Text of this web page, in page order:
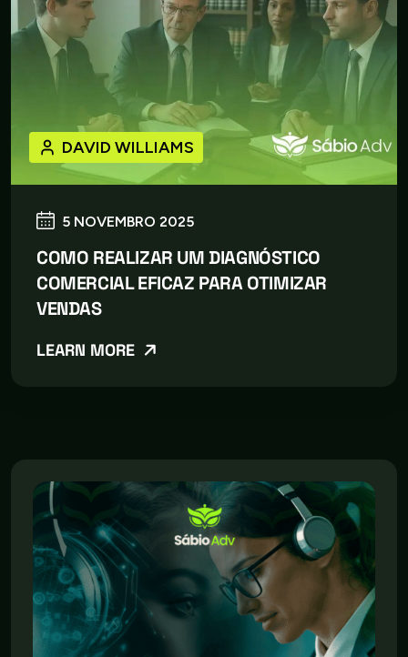
5 NOVEMBRO 2025
DAVID WILLIAMS
COMO REALIZAR UM DIAGNÓSTICO
COMERCIAL EFICAZ PARA OTIMIZAR
VENDAS
LEARN MORE